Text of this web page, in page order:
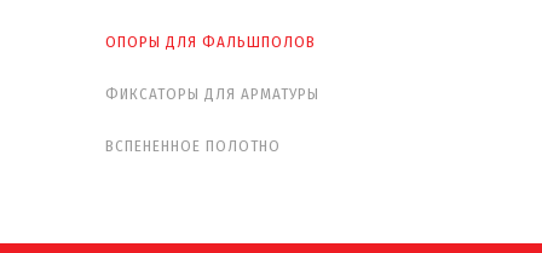
ОПОРЫ ДЛЯ ФАЛЬШПОЛОВ
ФИКСАТОРЫ ДЛЯ АРМАТУРЫ
ВСПЕНЕННОЕ ПОЛОТНО